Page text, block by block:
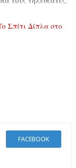
Σπίτι Δίπλα στο
FACEBOOK